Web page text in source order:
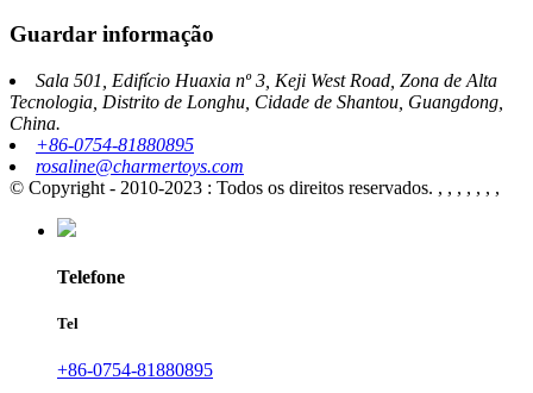
Guardar informação
Sala 501, Edifício Huaxia nº 3, Keji West Road, Zona de Alta
Tecnologia, Distrito de Longhu, Cidade de Shantou, Guangdong,
China.
+86-0754-81880895
rosaline@charmertoys.com
© Copyright - 2010-2023 : Todos os direitos reservados. , , , , , , ,
Telefone
Tel
+86-0754-81880895